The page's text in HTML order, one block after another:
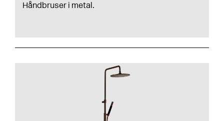
Håndbruser i metal.